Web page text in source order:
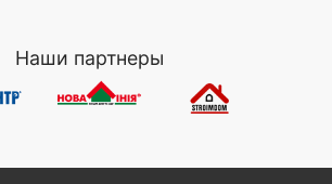
Наши партнеры